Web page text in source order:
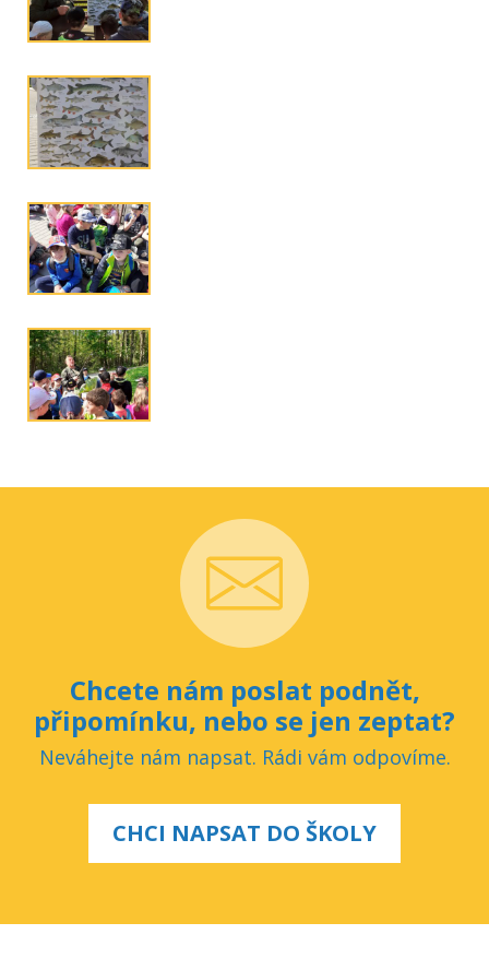
Chcete nám poslat podnět,
připomínku, nebo se jen zeptat?
Neváhejte nám napsat. Rádi vám odpovíme.
CHCI NAPSAT DO ŠKOLY